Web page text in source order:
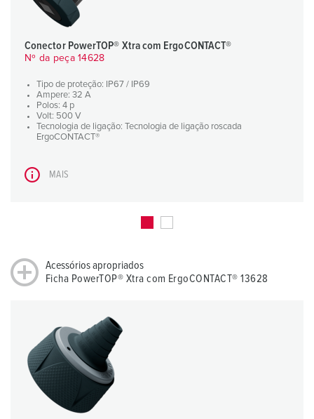
Conector PowerTOP® Xtra com ErgoCONTACT®
Nº da peça 14628
Tipo de proteção: IP67 / IP69
Ampere: 32 A
Polos: 4 p
Volt: 500 V
Tecnologia de ligação: Tecnologia de ligação roscada
ErgoCONTACT®
MAIS
Acessórios apropriados
Ficha PowerTOP® Xtra com ErgoCONTACT® 13628